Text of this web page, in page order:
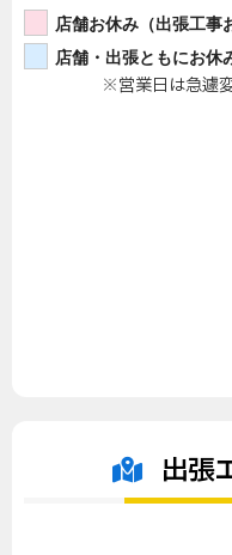
店舗お休み（出張工事
店舗・出張ともにお休
※営業日は急遽
出張